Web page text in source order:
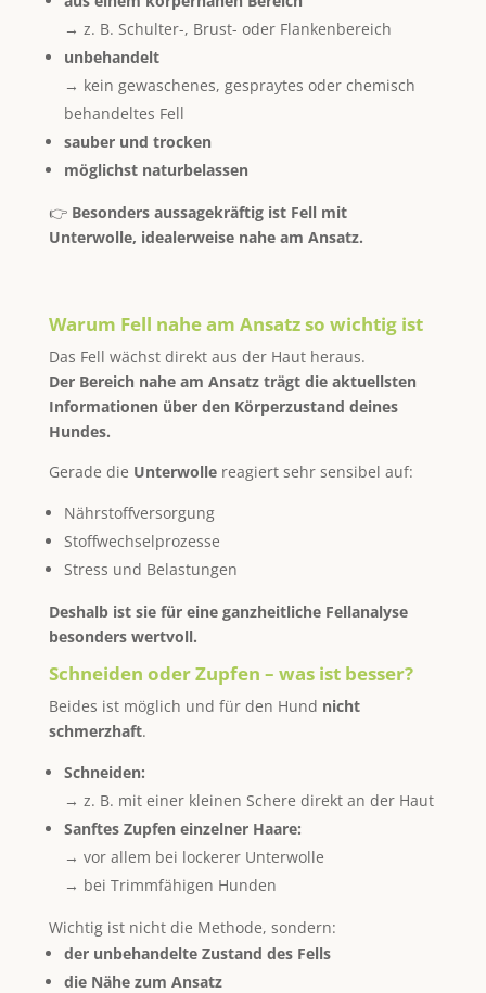
→ z. B. Schulter-, Brust- oder Flankenbereich
unbehandelt
→ kein gewaschenes, gespraytes oder chemisch
behandeltes Fell
sauber und trocken
möglichst naturbelassen
👉 Besonders aussagekräftig ist Fell mit
Unterwolle, idealerweise nahe am Ansatz.
Warum Fell nahe am Ansatz so wichtig ist
Das Fell wächst direkt aus der Haut heraus.
Der Bereich nahe am Ansatz trägt die aktuellsten
Informationen über den Körperzustand deines
Hundes.
Gerade die Unterwollereagiert sehr sensibel auf:
Nährstoffversorgung
Stoffwechselprozesse
Stress und Belastungen
Deshalb ist sie für eine ganzheitliche Fellanalyse
besonders wertvoll.
Schneiden oder Zupfen – was ist besser?
Beides ist möglich und für den Hund nicht
schmerzhaft.
Schneiden:
→ z. B. mit einer kleinen Schere direkt an der Haut
Sanftes Zupfen einzelner Haare:
→ vor allem bei lockerer Unterwolle
→ bei Trimmfähigen Hunden
Wichtig ist nicht die Methode, sondern:
der unbehandelte Zustand des Fells
die Nähe zum Ansatz